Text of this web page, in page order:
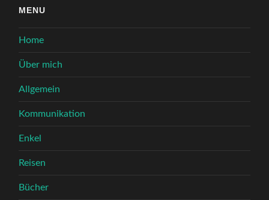
MENU
Home
Über mich
Allgemein
Kommunikation
Enkel
Reisen
Bücher